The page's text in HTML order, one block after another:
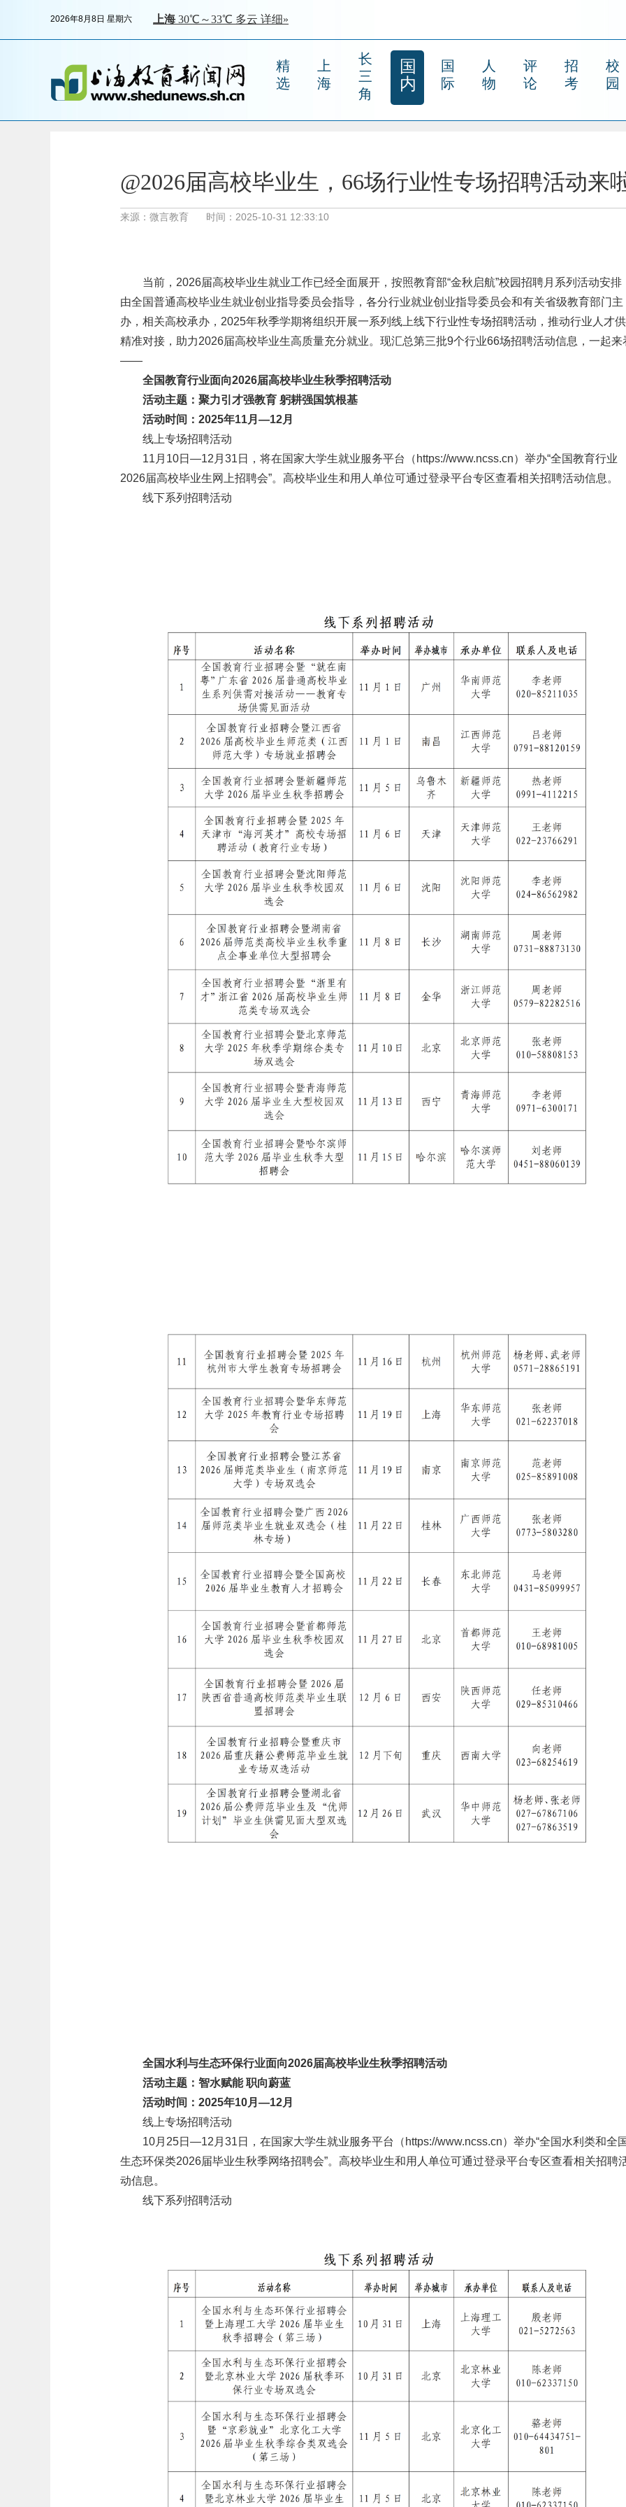
2026年8月8日 星期六
精
选
上
海
长
三
角
国
内
国
际
人
物
评
论
招
考
校
园
@2026届高校毕业生，66场行业性专场招聘活动来
来源：微言教育 时间：2025-10-31 12:33:10
当前，2026届高校毕业生就业工作已经全面展开，按照教育部“金秋启航”校园招聘月系列活动安排
由全国普通高校毕业生就业创业指导委员会指导，各分行业就业创业指导委员会和有关省级教育部门主
办，相关高校承办，2025年秋季学期将组织开展一系列线上线下行业性专场招聘活动，推动行业人才
精准对接，助力2026届高校毕业生高质量充分就业。现汇总第三批9个行业66场招聘活动信息，一起来
——
全国教育行业面向2026届高校毕业生秋季招聘活动
活动主题：聚力引才强教育 躬耕强国筑根基
活动时间：2025年11月—12月
线上专场招聘活动
11月10日—12月31日，将在国家大学生就业服务平台（https://www.ncss.cn）举办“全国教育行业
2026届高校毕业生网上招聘会”。高校毕业生和用人单位可通过登录平台专区查看相关招聘活动信息。
线下系列招聘活动
全国水利与生态环保行业面向2026届高校毕业生秋季招聘活动
活动主题：智水赋能 职向蔚蓝
活动时间：2025年10月—12月
线上专场招聘活动
10月25日—12月31日，在国家大学生就业服务平台（https://www.ncss.cn）举办“全国水利类和全
生态环保类2026届毕业生秋季网络招聘会”。高校毕业生和用人单位可通过登录平台专区查看相关招聘
动信息。
线下系列招聘活动